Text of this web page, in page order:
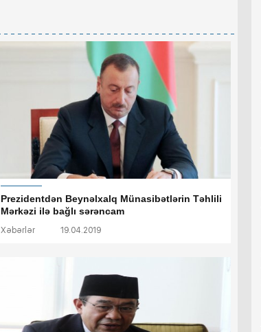
Prezidentdən Beynəlxalq Münasibətlərin Təhlili
Mərkəzi ilə bağlı sərəncam
Xəbərlər 19.04.2019